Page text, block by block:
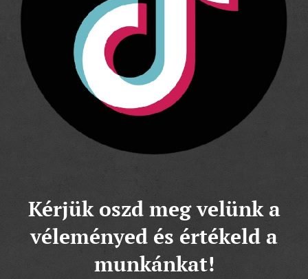
Kérjük oszd meg velünk a
véleményed és értékeld a
munkánkat!